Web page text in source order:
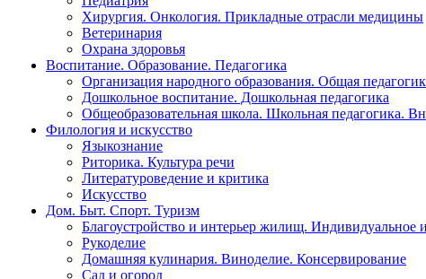
Хирургия. Онкология. Прикладные отрасли медицины
Ветеринария
Охрана здоровья
Воспитание. Образование. Педагогика
Организация народного образования. Общая
Дошкольное воспитание. Дошкольная педагогика
Общеобразовательная школа. Школьная педагогика.
Филология и искусство
Языкознание
Риторика. Культура речи
Литературоведение и критика
Искусство
Дом. Быт. Спорт. Туризм
Благоустройство и интерьер жилищ. Индивидуальное
Рукоделие
Домашняя кулинария. Виноделие. Консервирование
Сад и огород